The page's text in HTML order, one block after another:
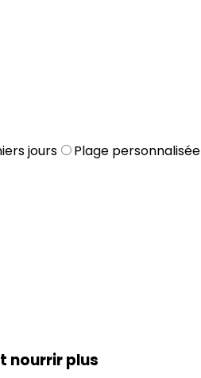
jours Plage personnalisée
nourrir plus